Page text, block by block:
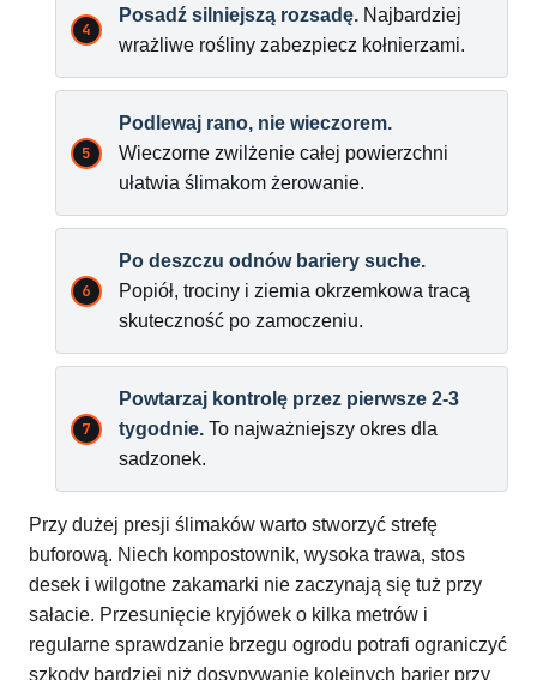
Posadź silniejszą rozsadę. Najbardziej
wrażliwe rośliny zabezpiecz kołnierzami.
Podlewaj rano, nie wieczorem.
Wieczorne zwilżenie całej powierzchni
ułatwia ślimakom żerowanie.
Po deszczu odnów bariery suche.
Popiół, trociny i ziemia okrzemkowa tracą
skuteczność po zamoczeniu.
Powtarzaj kontrolę przez pierwsze 2-3
tygodnie. To najważniejszy okres dla
sadzonek.
Przy dużej presji ślimaków warto stworzyć strefę
buforową. Niech kompostownik, wysoka trawa, stos
desek i wilgotne zakamarki nie zaczynają się tuż przy
sałacie. Przesunięcie kryjówek o kilka metrów i
regularne sprawdzanie brzegu ogrodu potrafi ograniczyć
szkody bardziej niż dosypywanie kolejnych barier przy